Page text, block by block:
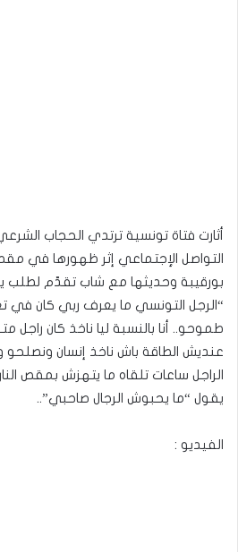
أثارت فتاة تونسية ترتدي الحجاب
التواصل الإجتماعي إثر ظهورها في
بورقيبة وحديثها مع شاب تقدّم لطلب
“الرجل التونسي ما يعرف ربي كان في
طموحو.. أنا بالنسبة ليا ناخذ كان راجل
عنديش الطاقة باش ناخذ إنسان
الراجل ساعات تلقاه ما يتهزش بمقص
يقول “ما يحبوش الرجال صاحبي”..
الفيديو :